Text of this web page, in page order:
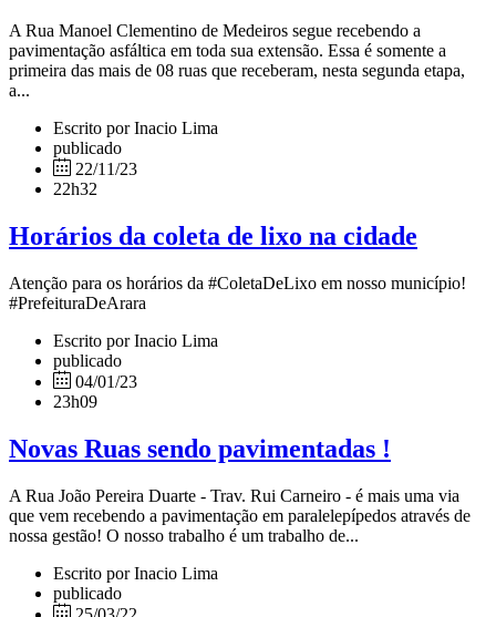
A Rua Manoel Clementino de Medeiros segue recebendo a
pavimentação asfáltica em toda sua extensão. Essa é somente a
primeira das mais de 08 ruas que receberam, nesta segunda etapa,
a...
Escrito por Inacio Lima
publicado
22/11/23
22h32
Horários da coleta de lixo na cidade
Atenção para os horários da #ColetaDeLixo em nosso município!
#PrefeituraDeArara
Escrito por Inacio Lima
publicado
04/01/23
23h09
Novas Ruas sendo pavimentadas !
A Rua João Pereira Duarte - Trav. Rui Carneiro - é mais uma via
que vem recebendo a pavimentação em paralelepípedos através de
nossa gestão! O nosso trabalho é um trabalho de...
Escrito por Inacio Lima
publicado